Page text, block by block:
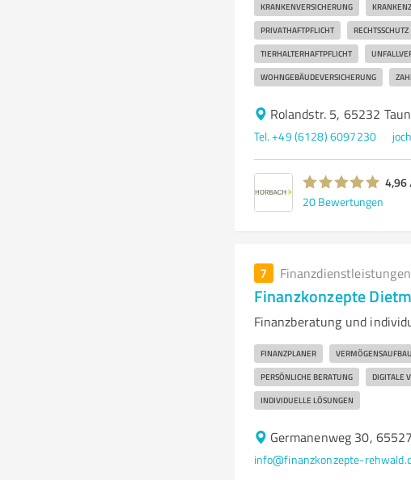
KRANKENVERSICHERUNG
PRIVATHAFTPFLICHT RECHTSSCHUTZ
TIERHALTERHAFTPFLICHT
WOHNGEBÄUDEVERSICHERUNG
Rolandstr. 5, 65232
Tel. +49 (6128) 6097230
4,96
20 Bewertungen
7 Finanzdienstleistungen
Finanzkonzepte
Finanzberatung und
FINANZPLANER VERMÖGENSAUFBAU
PERSÖNLICHE BERATUNG DIGITALE
INDIVIDUELLE LÖSUNGEN
Germanenweg 30,
info@finanzkonzepte-